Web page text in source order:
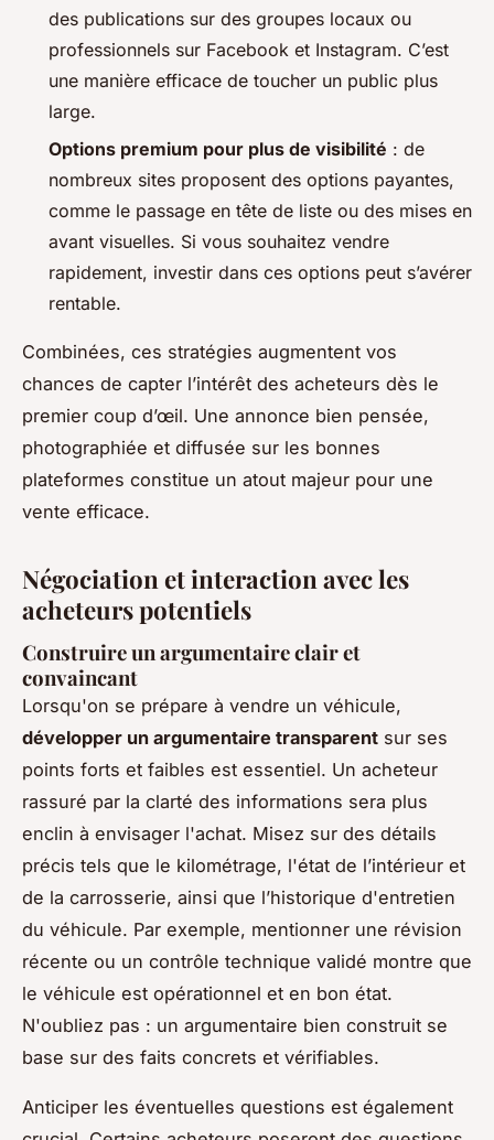
des publications sur des groupes locaux ou
professionnels sur Facebook et Instagram. C’est
une manière efficace de toucher un public plus
large.
Options premium pour plus de visibilité : de
nombreux sites proposent des options payantes,
comme le passage en tête de liste ou des mises en
avant visuelles. Si vous souhaitez vendre
rapidement, investir dans ces options peut s’avérer
rentable.
Combinées, ces stratégies augmentent vos
chances de capter l’intérêt des acheteurs dès le
premier coup d’œil. Une annonce bien pensée,
photographiée et diffusée sur les bonnes
plateformes constitue un atout majeur pour une
vente efficace.
Négociation et interaction avec les
acheteurs potentiels
Construire un argumentaire clair et
convaincant
Lorsqu'on se prépare à vendre un véhicule,
développer un argumentaire transparent sur ses
points forts et faibles est essentiel. Un acheteur
rassuré par la clarté des informations sera plus
enclin à envisager l'achat. Misez sur des détails
précis tels que le kilométrage, l'état de l’intérieur et
de la carrosserie, ainsi que l’historique d'entretien
du véhicule. Par exemple, mentionner une révision
récente ou un contrôle technique validé montre que
le véhicule est opérationnel et en bon état.
N'oubliez pas : un argumentaire bien construit se
base sur des faits concrets et vérifiables.
Anticiper les éventuelles questions est également